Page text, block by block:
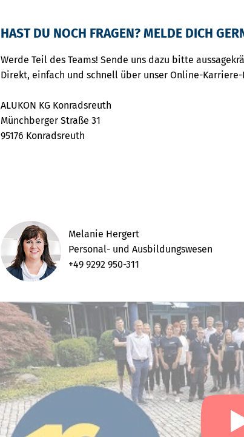
HAST DU NOCH FRAGEN? MELDE DICH
Werde Teil des Teams! Sende uns dazu bitte
Direkt, einfach und schnell über unser Online-
ALUKON KG Konradsreuth
Münchberger Straße 31
95176 Konradsreuth
Melanie Hergert
Personal- und Ausbildungswesen
+49 9292 950-311